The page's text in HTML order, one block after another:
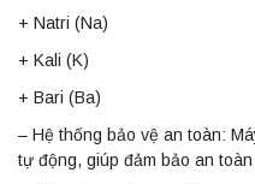
+ Natri (Na)
+ Kali (K)
+ Bari (Ba)
– Hệ thống bảo vệ an toàn:
tự động, giúp đảm bảo an